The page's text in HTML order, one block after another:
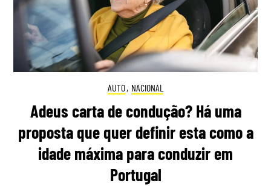
AUTO, NACIONAL
Adeus carta de condução? Há uma
proposta que quer definir esta como a
idade máxima para conduzir em
Portugal